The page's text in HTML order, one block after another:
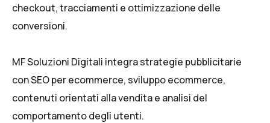
checkout, tracciamenti e ottimizzazione delle
conversioni.
MF Soluzioni Digitali integra strategie pubblicitarie
conSEO per ecommerce, sviluppo ecommerce,
contenuti orientati alla vendita e analisi del
comportamento degli utenti.